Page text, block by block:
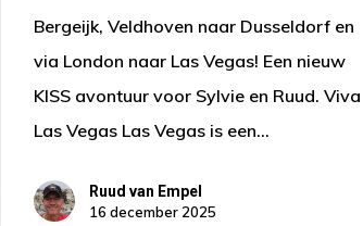
Bergeijk, Veldhoven naar Dusseldorf en
via London naar Las Vegas! Een nieuw
KISS avontuur voor Sylvie en Ruud. Viva
Las Vegas Las Vegas is een…
Ruud van Empel
16 december 2025